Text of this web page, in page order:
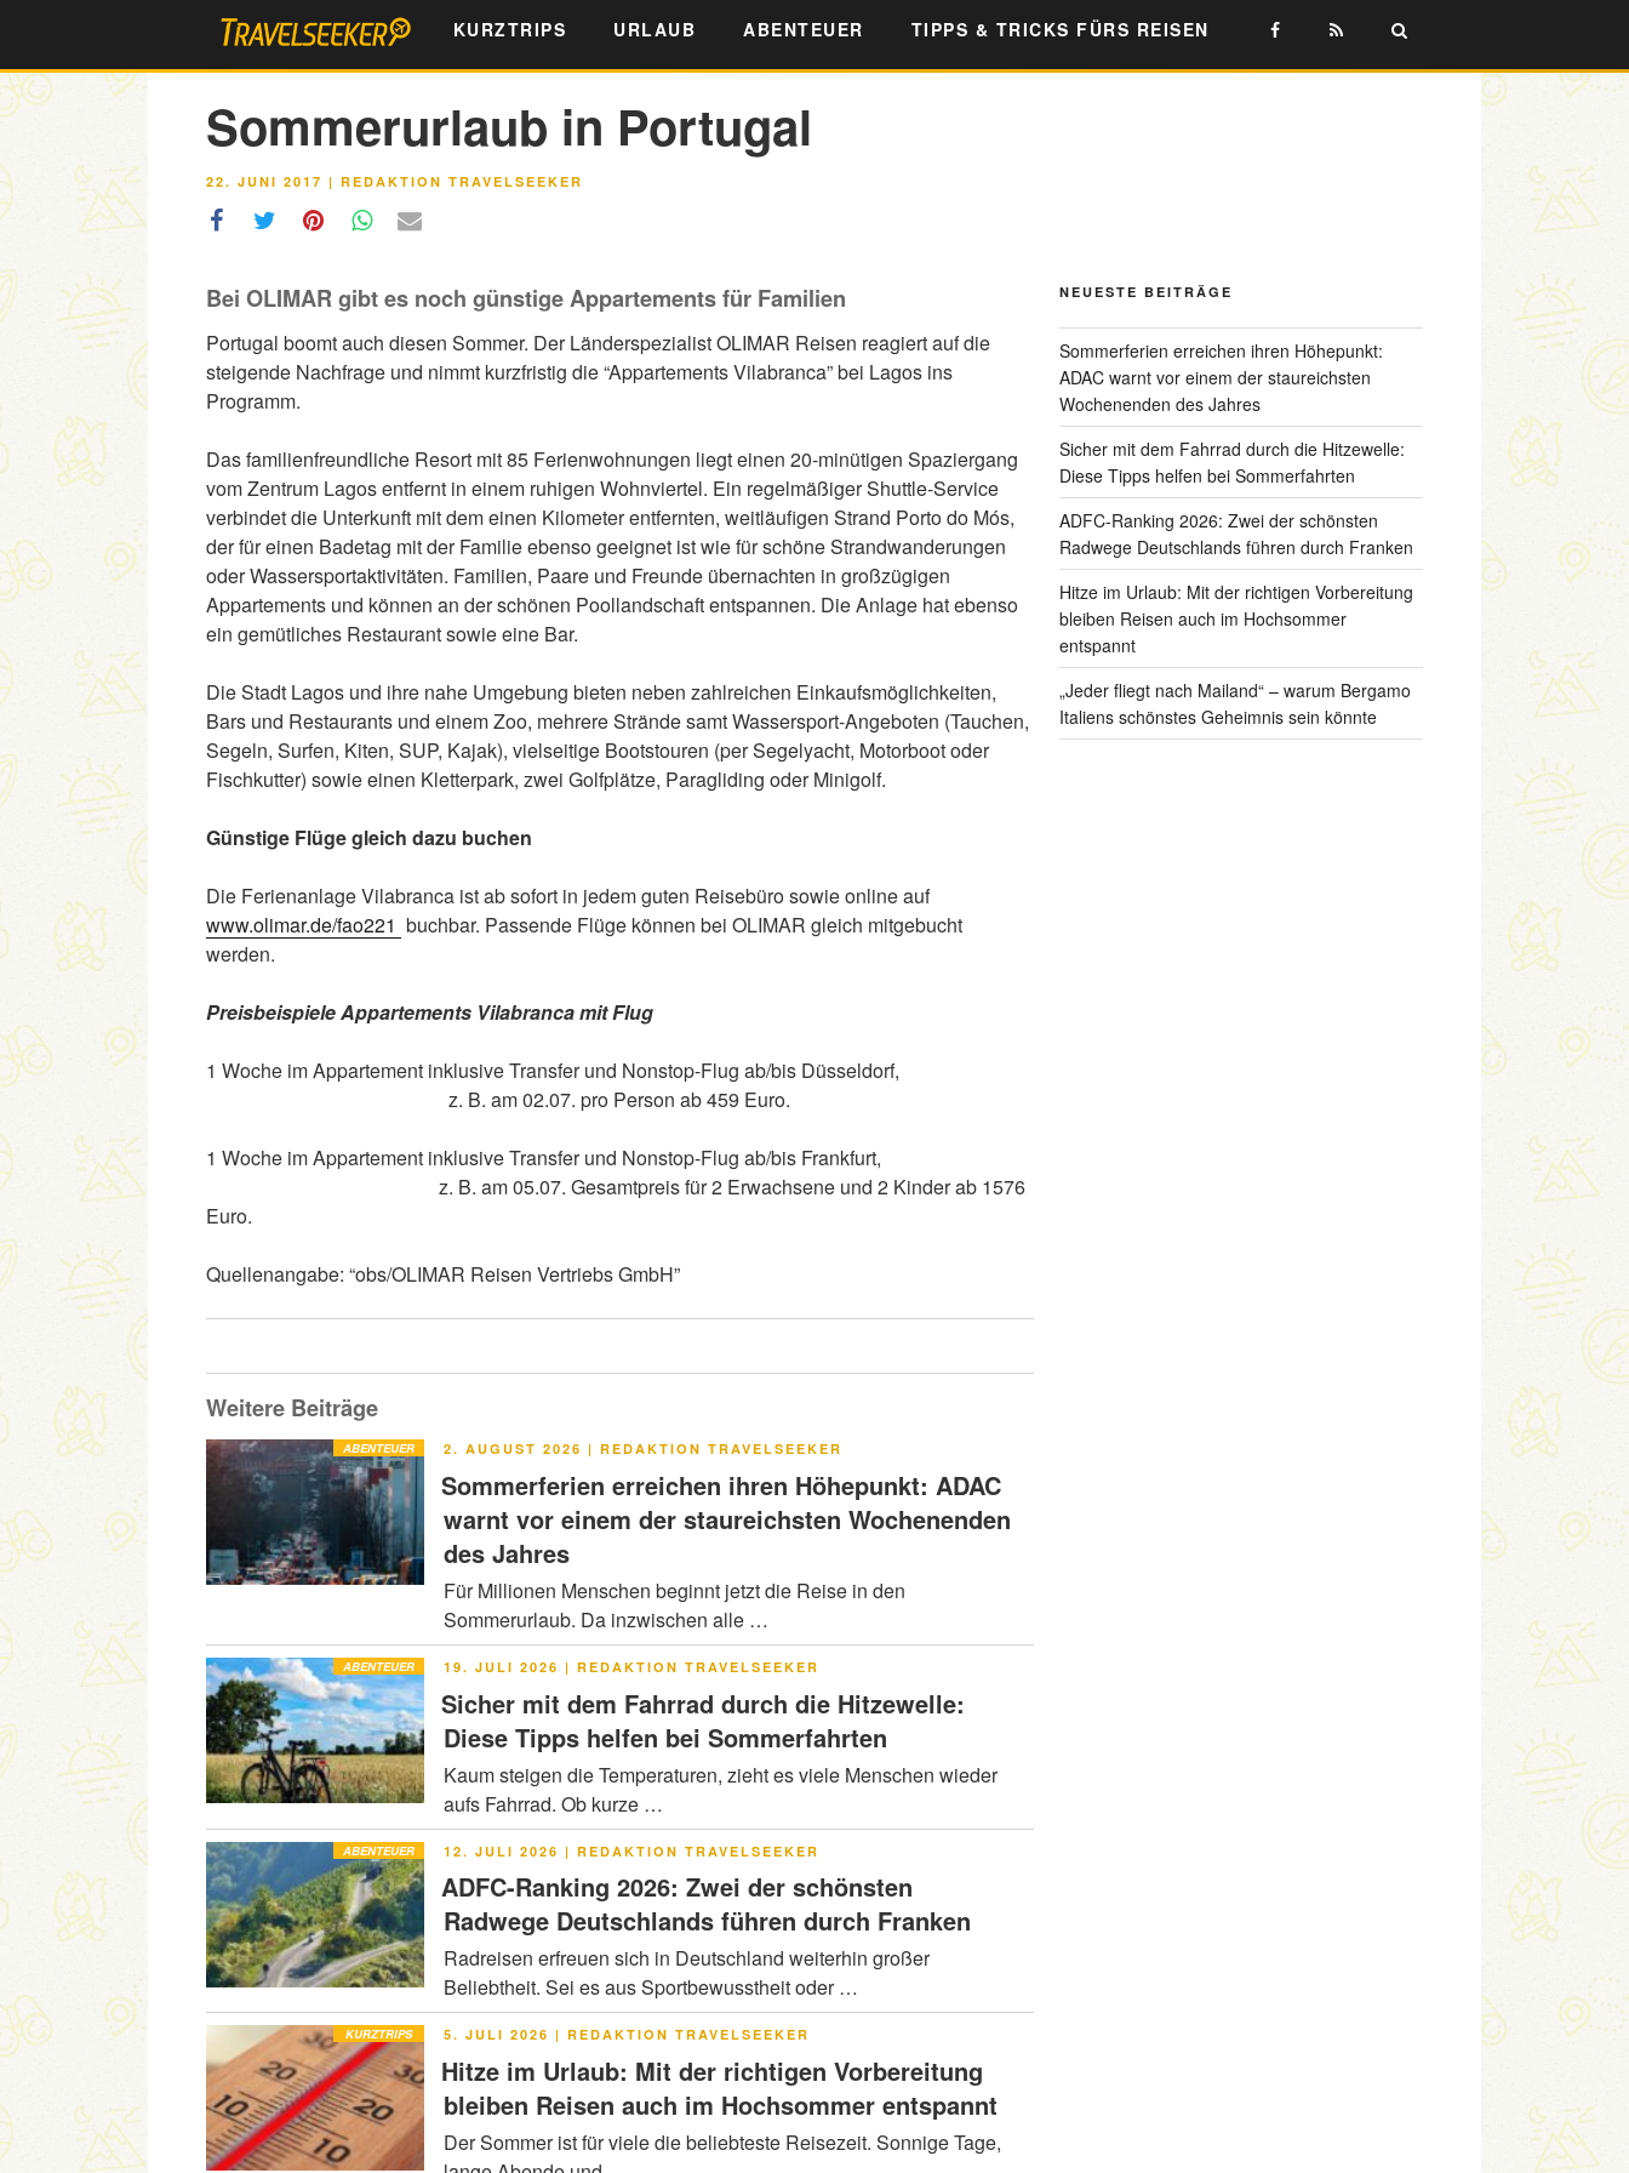
springen
KURZTRIPS URLAUB ABENTEUER TIPPS & TRICKS FÜRS REISEN
Sommerurlaub in Portugal
VERÖFFENTLICHT
22. JUNI 2017 | REDAKTION TRAVELSEEKER
Bei OLIMAR gibt es noch günstige Appartements für Familien
Portugal boomt auch diesen Sommer. Der Länderspezialist OLIMAR Reisen reagiert auf die
steigende Nachfrage und nimmt kurzfristig die “Appartements Vilabranca” bei Lagos ins
Programm.
Das familienfreundliche Resort mit 85 Ferienwohnungen liegt einen 20-minütigen Spaziergang
vom Zentrum Lagos entfernt in einem ruhigen Wohnviertel. Ein regelmäßiger Shuttle-Service
verbindet die Unterkunft mit dem einen Kilometer entfernten, weitläufigen Strand Porto do Mós,
der für einen Badetag mit der Familie ebenso geeignet ist wie für schöne Strandwanderungen
oder Wassersportaktivitäten. Familien, Paare und Freunde übernachten in großzügigen
Appartements und können an der schönen Poollandschaft entspannen. Die Anlage hat ebenso
ein gemütliches Restaurant sowie eine Bar.
Die Stadt Lagos und ihre nahe Umgebung bieten neben zahlreichen Einkaufsmöglichkeiten,
Bars und Restaurants und einem Zoo, mehrere Strände samt Wassersport-Angeboten (Tauchen,
Segeln, Surfen, Kiten, SUP, Kajak), vielseitige Bootstouren (per Segelyacht, Motorboot oder
Fischkutter) sowie einen Kletterpark, zwei Golfplätze, Paragliding oder Minigolf.
Günstige Flüge gleich dazu buchen
Die Ferienanlage Vilabranca ist ab sofort in jedem guten Reisebüro sowie online auf
www.olimar.de/fao221 buchbar. Passende Flüge können bei OLIMAR gleich mitgebucht
werden.
Preisbeispiele Appartements Vilabranca mit Flug
1 Woche im Appartement inklusive Transfer und Nonstop-Flug ab/bis Düsseldorf,
z. B. am 02.07. pro Person ab 459 Euro.
1 Woche im Appartement inklusive Transfer und Nonstop-Flug ab/bis Frankfurt,
z. B. am 05.07. Gesamtpreis für 2 Erwachsene und 2 Kinder ab 1576
Euro.
Quellenangabe: “obs/OLIMAR Reisen Vertriebs GmbH”
Weitere Beiträge
ABENTEUER
VERÖFFENTLICHT
2. AUGUST 2026 | REDAKTION TRAVELSEEKER
Sommerferien erreichen ihren Höhepunkt: ADAC
warnt vor einem der staureichsten Wochenenden
des Jahres
Für Millionen Menschen beginnt jetzt die Reise in den
Sommerurlaub. Da inzwischen alle …
ABENTEUER
VERÖFFENTLICHT
19. JULI 2026 | REDAKTION TRAVELSEEKER
Sicher mit dem Fahrrad durch die Hitzewelle:
Diese Tipps helfen bei Sommerfahrten
Kaum steigen die Temperaturen, zieht es viele Menschen wieder
aufs Fahrrad. Ob kurze …
ABENTEUER
VERÖFFENTLICHT
12. JULI 2026 | REDAKTION TRAVELSEEKER
ADFC-Ranking 2026: Zwei der schönsten
Radwege Deutschlands führen durch Franken
Radreisen erfreuen sich in Deutschland weiterhin großer
Beliebtheit. Sei es aus Sportbewusstheit oder …
KURZTRIPS
VERÖFFENTLICHT
5. JULI 2026 | REDAKTION TRAVELSEEKER
Hitze im Urlaub: Mit der richtigen Vorbereitung
bleiben Reisen auch im Hochsommer entspannt
Der Sommer ist für viele die beliebteste Reisezeit. Sonnige Tage,
NEUESTE BEITRÄGE
Sommerferien erreichen ihren Höhepunkt:
ADAC warnt vor einem der staureichsten
Wochenenden des Jahres
Sicher mit dem Fahrrad durch die Hitzewelle:
Diese Tipps helfen bei Sommerfahrten
ADFC-Ranking 2026: Zwei der schönsten
Radwege Deutschlands führen durch Franken
Hitze im Urlaub: Mit der richtigen Vorbereitung
bleiben Reisen auch im Hochsommer
entspannt
„Jeder fliegt nach Mailand“ – warum Bergamo
Italiens schönstes Geheimnis sein könnte